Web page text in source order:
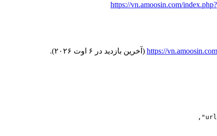
https://vn.amoosin.com/index.php?
https:// (آخرین بازدید در ۶ اوت ۲۰۲۶).